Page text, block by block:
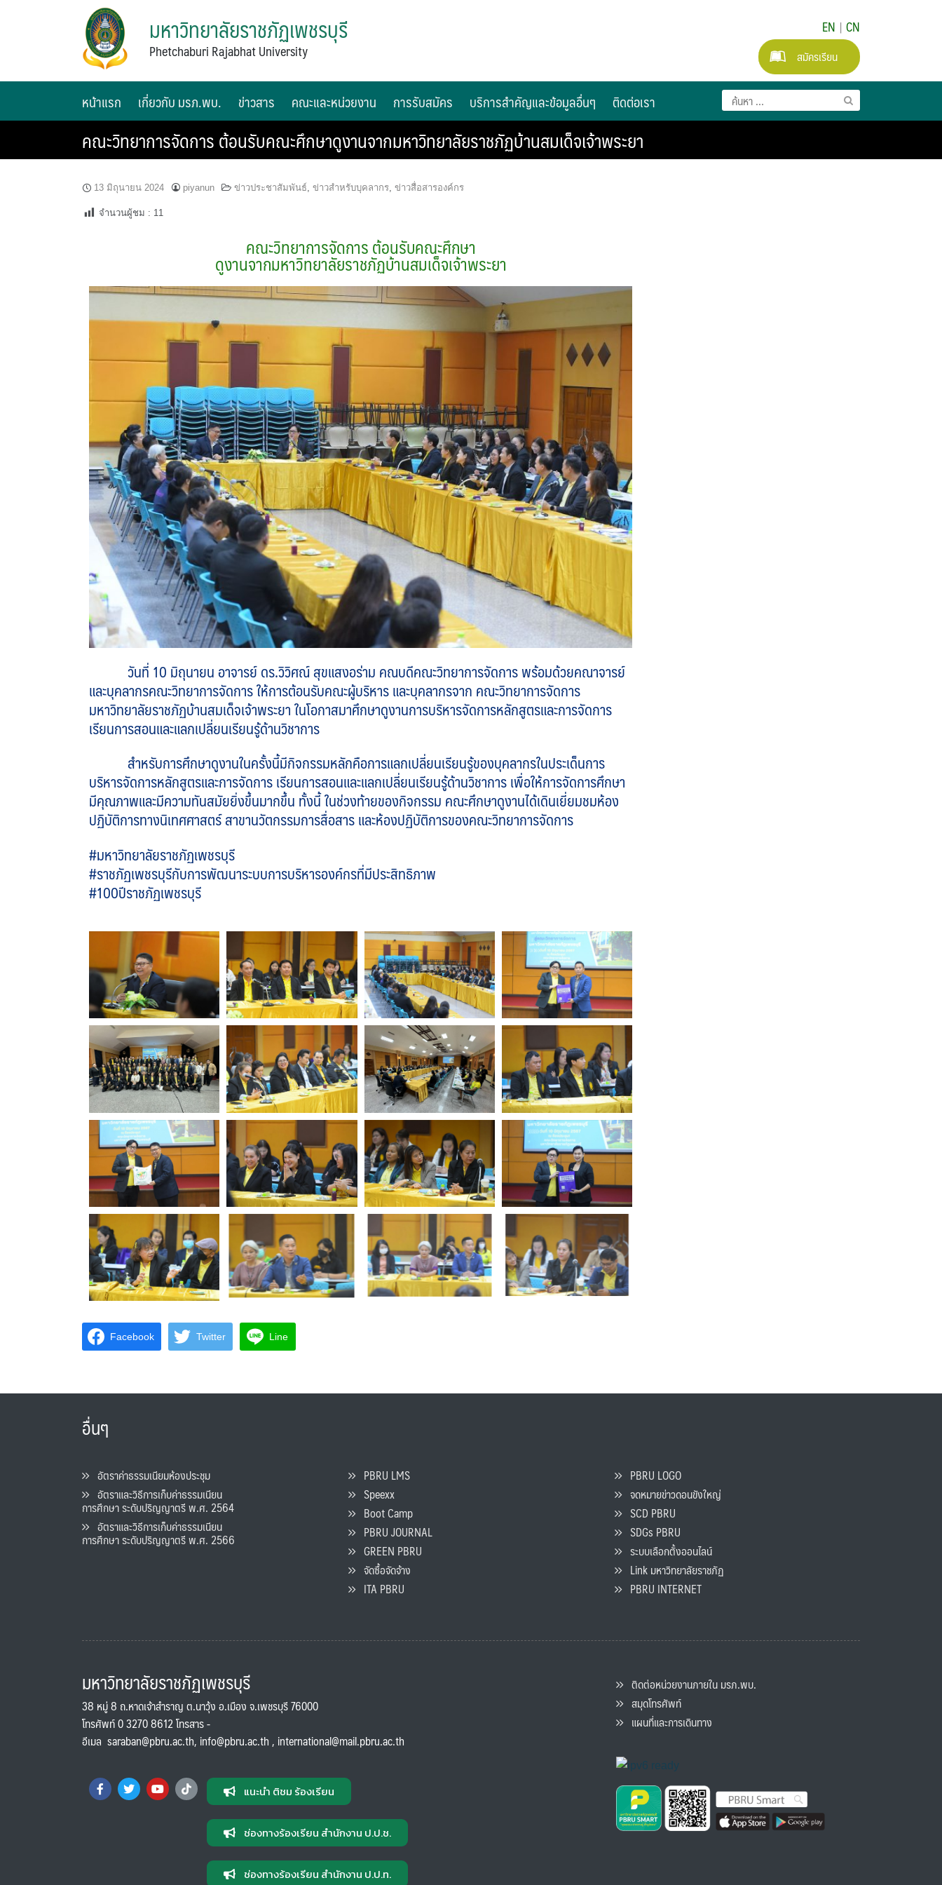
มหาวิทยาลัยราชภัฏเพชรบุรี
Phetchaburi Rajabhat University
EN | CN
สมัครเรียน
หน้าแรก เกี่ยวกับ มรภ.พบ. ข่าวสาร คณะและหน่วยงาน การรับสมัคร บริการสำคัญและข้อมูลอื่นๆ ติดต่อเรา
คณะวิทยาการจัดการ ต้อนรับคณะศึกษาดูงานจากมหาวิทยาลัยราชภัฏบ้านสมเด็จเจ้าพระยา
13 มิถุนายน 2024 piyanun ข่าวประชาสัมพันธ์, ข่าวสำหรับบุคลากร, ข่าวสื่อสารองค์กร
จำนวนผู้ชม : 11
คณะวิทยาการจัดการ ต้อนรับคณะศึกษา
ดูงานจากมหาวิทยาลัยราชภัฏบ้านสมเด็จเจ้าพระยา
วันที่ 10 มิถุนายน อาจารย์ ดร.วิวิศณ์ สุขแสงอร่าม คณบดีคณะวิทยาการจัดการ พร้อมด้วยคณาจารย์
และบุคลากรคณะวิทยาการจัดการ ให้การต้อนรับคณะผู้บริหารและบุคลากรจาก คณะวิทยาการจัดการ
มหาวิทยาลัยราชภัฏบ้านสมเด็จเจ้าพระยา ในโอกาสมาศึกษาดูงานการบริหารจัดการหลักสูตรและการจัดการ
เรียนการสอนและแลกเปลี่ยนเรียนรู้ด้านวิชาการ
สำหรับการศึกษาดูงานในครั้งนี้มีกิจกรรมหลักคือการแลกเปลี่ยนเรียนรู้ของบุคลากรในประเด็นการ
บริหารจัดการหลักสูตรและการจัดการ เรียนการสอนและแลกเปลี่ยนเรียนรู้ด้านวิชาการ เพื่อให้การจัดการศึกษา
มีคุณภาพและมีความทันสมัยยิ่งขึ้นมากขึ้น ทั้งนี้ ในช่วงท้ายของกิจกรรม คณะศึกษาดูงานได้เดินเยี่ยมชมห้อง
ปฏิบัติการทางนิเทศศาสตร์ สาขานวัตกรรมการสื่อสาร และห้องปฏิบัติการของคณะวิทยาการจัดการ
#มหาวิทยาลัยราชภัฏเพชรบุรี
#ราชภัฏเพชรบุรีกับการพัฒนาระบบการบริหารองค์กรที่มีประสิทธิภาพ
#100ปีราชภัฏเพชรบุรี
Facebook Twitter Line
อื่นๆ
อัตราค่าธรรมเนียมห้องประชุม
อัตราและวิธีการเก็บค่าธรรมเนียน
การศึกษา ระดับปริญญาตรี พ.ศ. 2564
อัตราและวิธีการเก็บค่าธรรมเนียน
การศึกษา ระดับปริญญาตรี พ.ศ. 2566
PBRU LMS
Speexx
Boot Camp
PBRU JOURNAL
GREEN PBRU
จัดซื้อจัดจ้าง
ITA PBRU
PBRU LOGO
จดหมายข่าวดอนขังใหญ่
SCD PBRU
SDGs PBRU
ระบบเลือกตั้งออนไลน์
Link มหาวิทยาลัยราชภัฏ
PBRU INTERNET
มหาวิทยาลัยราชภัฏเพชรบุรี
38 หมู่ 8 ถ.หาดเจ้าสำราญ ต.นาวุ้ง อ.เมือง จ.เพชรบุรี 76000
โทรศัพท์ 0 3270 8612 โทรสาร -
อีเมล saraban@pbru.ac.th, info@pbru.ac.th, international@mail.pbru.ac.th
แนะนำ ติชม ร้องเรียน
ช่องทางร้องเรียน สำนักงาน ป.ป.ช.
ช่องทางร้องเรียน สำนักงาน ป.ป.ท.
ติดต่อหน่วยงานภายใน มรภ.พบ.
สมุดโทรศัพท์
แผนที่และการเดินทาง